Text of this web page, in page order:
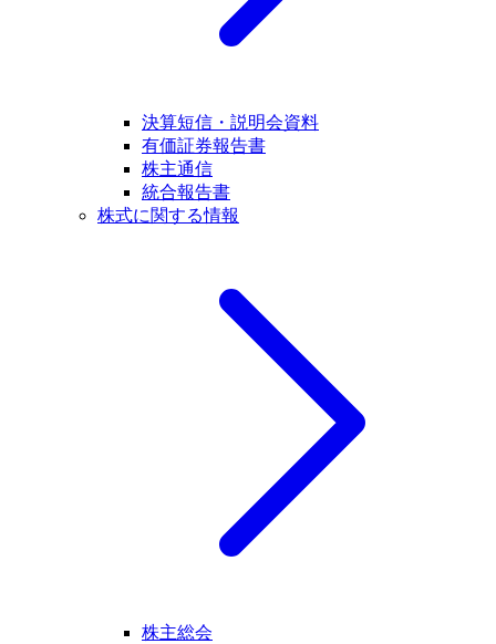
決算短信・説明会資料
有価証券報告書
株主通信
統合報告書
株式に関する情報
株主総会